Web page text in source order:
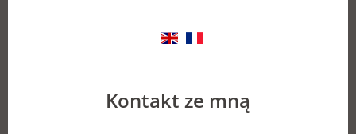
Kontakt ze mną